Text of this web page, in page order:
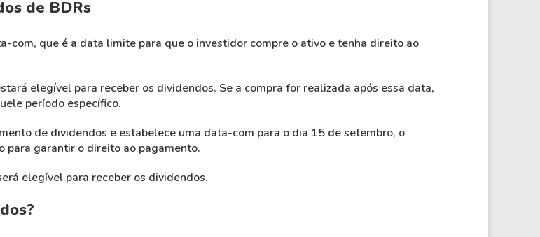
de BDRs
com, que é a data limite para que o investidor compre o ativo e tenha direito ao
elegível para receber os dividendos. Se a compra for realizada após essa data,
período específico.
de dividendos e estabelece uma data-com para o dia 15 de setembro, o
para garantir o direito ao pagamento.
elegível para receber os dividendos.